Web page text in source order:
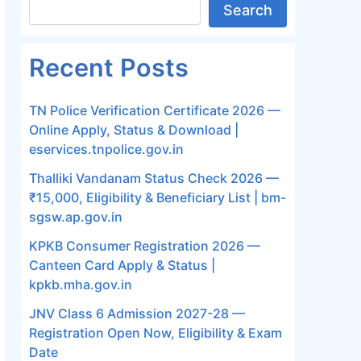
Search
Recent Posts
TN Police Verification Certificate 2026 —
Online Apply, Status & Download |
eservices.tnpolice.gov.in
Thalliki Vandanam Status Check 2026 —
₹15,000, Eligibility & Beneficiary List | bm-
sgsw.ap.gov.in
KPKB Consumer Registration 2026 —
Canteen Card Apply & Status |
kpkb.mha.gov.in
JNV Class 6 Admission 2027-28 —
Registration Open Now, Eligibility & Exam
Date